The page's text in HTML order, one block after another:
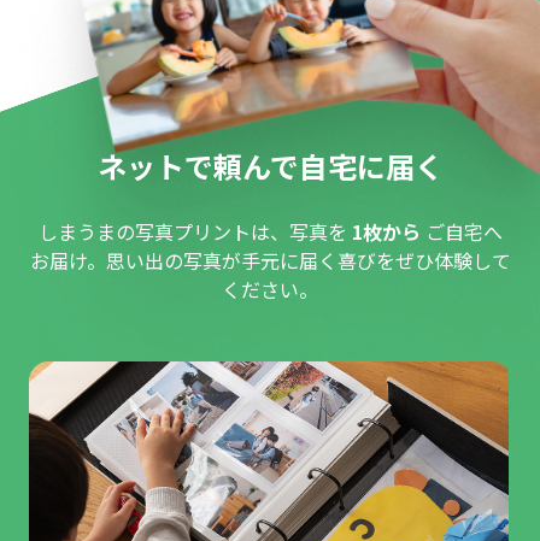
ネットで頼んで自宅に届く
しまうまの写真プリントは、写真を 1枚から ご自宅へ
お届け。思い出の写真が手元に届く喜びをぜひ体験して
ください。